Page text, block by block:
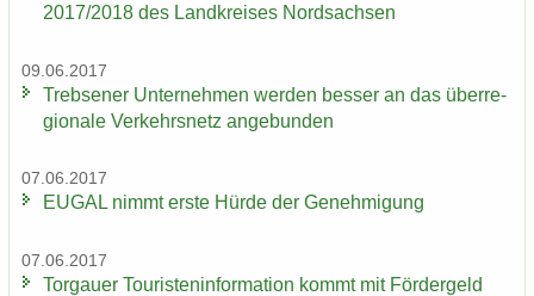
2017/2018 des Land­krei­ses Nord­sach­sen
09.06.2017
Trebse­ner Un­ter­neh­men wer­den bes­ser an das über­re­
gio­na­le Ver­kehrs­netz an­ge­bun­den
07.06.2017
EUGAL nimmt erste Hürde der Ge­neh­mi­gung
07.06.2017
Tor­gau­er Tou­ris­ten­in­for­ma­ti­on kommt mit För­der­geld